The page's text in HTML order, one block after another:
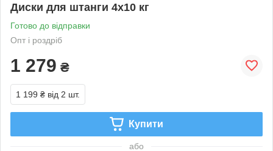
Диски для штанги 4х10 кг
Готово до відправки
Опт і роздріб
1 279 ₴
1 199 ₴ від 2 шт.
Купити
або